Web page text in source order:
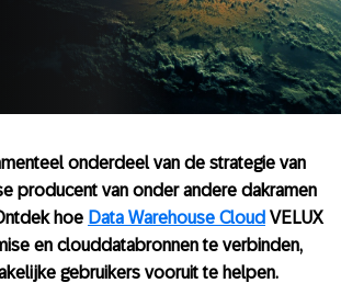
onderdeel van de strategie van
producent van onder andere dakramen
hoe Data Warehouse Cloud VELUX
en clouddatabronnen te verbinden,
gebruikers vooruit te helpen.